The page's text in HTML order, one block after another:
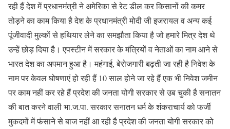
रही हैं देश में प्रधानमंत्री ने अमेरिका से रेट डील कर किसानों की कमर
तोड़ने का काम किया है देश के प्रधानमंत्री मोदी जी इजरायल व अन्य कई
पूंजीवादी मुल्कों से हथियार लेने का समझौता किया है जो हमारे मित्र देश थे
उन्हें छोड़ दिया है। एपस्टीन में सरकार के मंत्रियों व नेताओं का नाम आने से
भारत देश का अपमान हुआ है। महंगाई, बेरोजगारी बढ़ती जा रही है निवेश के
नाम पर केवल घोषणाएं हो रही हैं 10 साल होने जा रहे हैं एक भी निवेश जमीन
पर काम नहीं कर रहे हैं प्रदेश की जनता योगी सरकार से उब चुकी है सनातन
की बात करने वाली भा.ज.पा. सरकार सनातन धर्म के शंकराचार्य को फर्जी
मुकदमों में फंसाने से बाज नहीं आ रही है प्रदेश की जनता योगी सरकार को